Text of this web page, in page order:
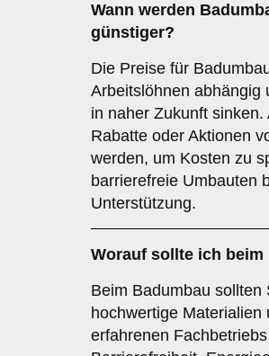
Wann werden
günstiger?
Die Preise für
Arbeitslöhnen abhängig
in naher Zukunft
Rabatte oder Aktionen
werden, um Kosten zu
barrierefreie Umbauten
Unterstützung.
Worauf sollte ich
Beim Badumbau
hochwertige
erfahrenen